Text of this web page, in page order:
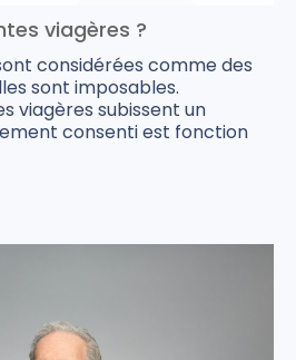
viagères ?
considérées comme des
sont imposables.
viagères subissent un
consenti est fonction